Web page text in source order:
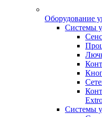
Оборудование
Системы
Системы